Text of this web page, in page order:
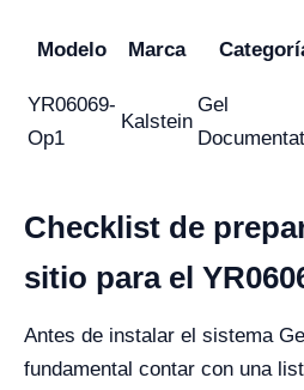
Modelo Marca
YR06069-
Op1
Kalstein
Gel
Checklist de
sitio para el
Antes de instalar el sistema
fundamental contar con una